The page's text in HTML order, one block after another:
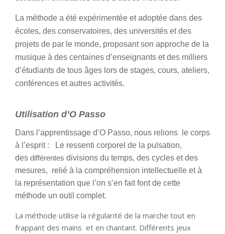
La méthode a été expérimentée et adoptée dans des
écoles, des conservatoires, des universités et des
projets de par le monde, proposant son approche de la
musique à des centaines d’enseignants et des milliers
d’étudiants de tous âges lors de stages, cours, ateliers,
conférences et autres activités.
Utilisation d’O Passo
Dans l’apprentissage d’O Passo, nous relions le corps
à l’esprit :
Le ressenti corporel de la pulsation,
des différentes divisions du temps, des cycles et des
mesures, relié à la compréhension intellectuelle et à
la représentation que l’on s’en fait font de cette
méthode un outil complet.
La méthode utilise la régularité de la marche tout en
frappant des mains et en chantant. Différents jeux